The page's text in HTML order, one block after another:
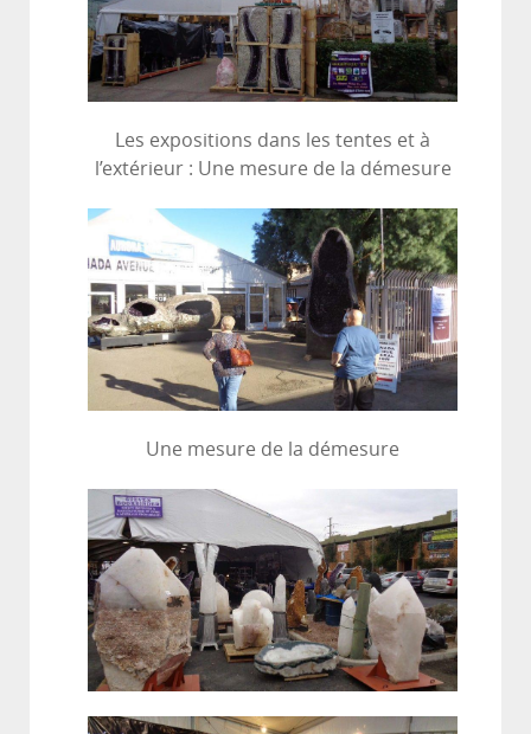
Les expositions dans les tentes et à
l’extérieur : Une mesure de la démesure
Une mesure de la démesure